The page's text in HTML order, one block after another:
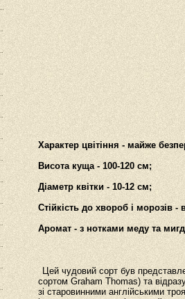
Характер цвітіння - майже
Висота куща - 100-120 см;
Діаметр квітки - 10-12 см;
Стійкість до хвороб і морозів -
Аромат - з нотками меду та
Цей чудовий сорт був
сортом Graham Thomas) та
зі старовинними англійськими